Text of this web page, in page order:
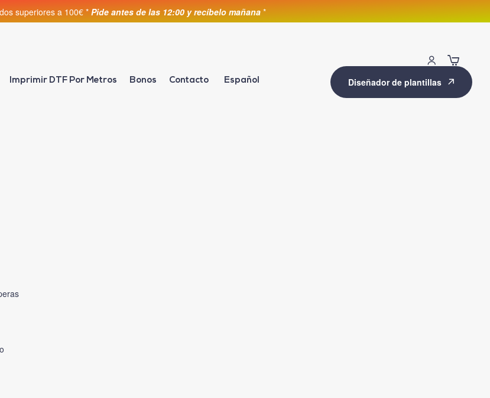
superiores a 100€ * Pide antes de las 12:00 y recíbelo mañana *
Imprimir DTF Por Metros Bonos Contacto Español Diseñador de plantillas